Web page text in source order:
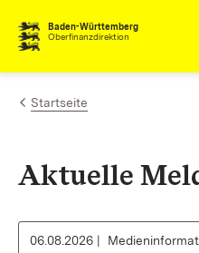
Zum Inhalt springen
Baden-Württemberg
Oberfinanzdirektion
Startseite
Aktuelle
06.08.2026